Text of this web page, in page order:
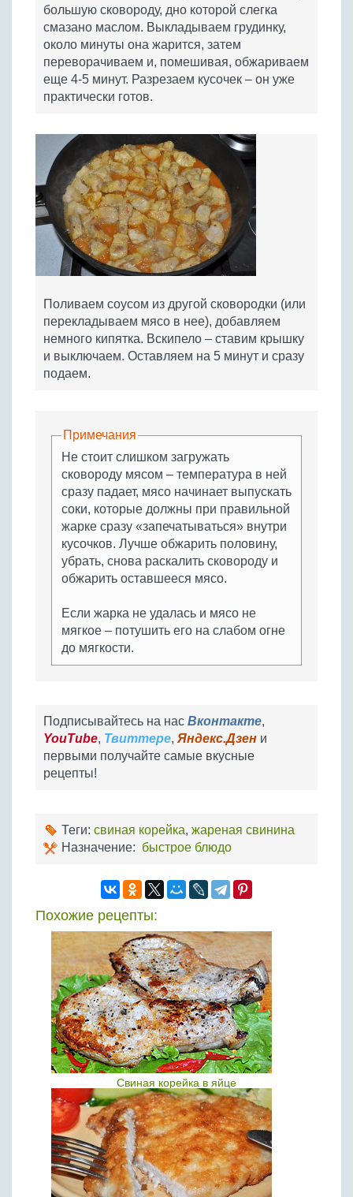
большую сковороду, дно которой слегка
смазано маслом. Выкладываем грудинку,
около минуты она жарится, затем
переворачиваем и, помешивая, обжариваем
еще 4-5 минут. Разрезаем кусочек – он уже
практически готов.
Поливаем соусом из другой сковородки (или
перекладываем мясо в нее), добавляем
немного кипятка. Вскипело – ставим крышку
и выключаем. Оставляем на 5 минут и сразу
подаем.
Примечания
Не стоит слишком загружать
сковороду мясом – температура в ней
сразу падает, мясо начинает выпускать
соки, которые должны при правильной
жарке сразу «запечатываться» внутри
кусочков. Лучше обжарить половину,
убрать, снова раскалить сковороду и
обжарить оставшееся мясо.
Если жарка не удалась и мясо не
мягкое – потушить его на слабом огне
до мягкости.
Подписывайтесь на нас Вконтакте,
YouTube, Твиттере, Яндекс.Дзен и
первыми получайте самые вкусные
рецепты!
Теги: свиная корейка, жареная свинина
Назначение: быстрое блюдо
Похожие рецепты:
Свиная корейка в яйце